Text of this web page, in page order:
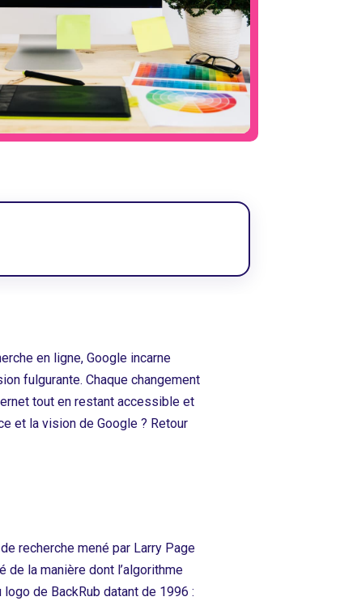
en ligne, Google incarne
fulgurante. Chaque changement
tout en restant accessible et
et la vision de Google ? Retour
recherche mené par Larry Page
de la manière dont l’algorithme
logo de BackRub datant de 1996 :